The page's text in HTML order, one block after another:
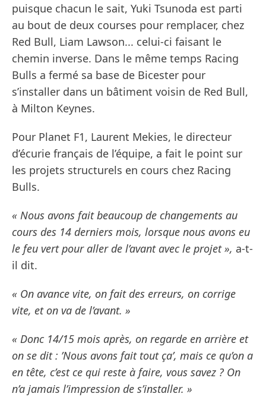
puisque chacun le sait, Yuki Tsunoda est parti
au bout de deux courses pour remplacer, chez
Red Bull, Liam Lawson... celui-ci faisant le
chemin inverse. Dans le même temps Racing
Bulls a fermé sa base de Bicester pour
s’installer dans un bâtiment voisin de Red Bull,
à Milton Keynes.
Pour Planet F1, Laurent Mekies, le directeur
d’écurie français de l’équipe, a fait le point sur
les projets structurels en cours chez Racing
Bulls.
« Nous avons fait beaucoup de changements au
cours des 14 derniers mois, lorsque nous avons eu
le feu vert pour aller de l’avant avec le projet », a-t-
il dit.
« On avance vite, on fait des erreurs, on corrige
vite, et on va de l’avant. »
« Donc 14/15 mois après, on regarde en arrière et
on se dit : ’Nous avons fait tout ça’, mais ce qu’on a
en tête, c’est ce qui reste à faire, vous savez ? On
n’a jamais l’impression de s’installer. »